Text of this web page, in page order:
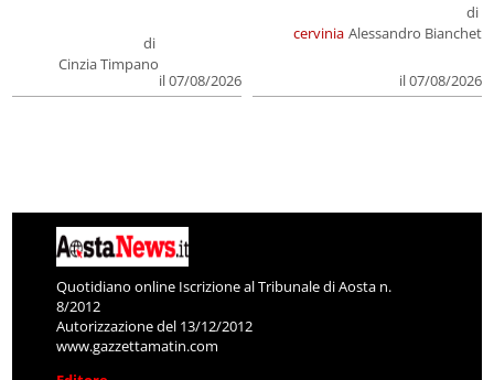
di
Cinzia Timpano
il 07/08/2026
cervinia
di
Alessandro Bianchet
il 07/08/2026
Quotidiano online Iscrizione al Tribunale di Aosta n.
8/2012
Autorizzazione del 13/12/2012
www.gazzettamatin.com